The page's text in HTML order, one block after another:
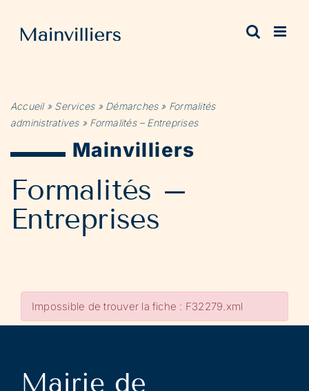
contenu
Accueil» Services» Démarches» Formalités
administratives» Formalités – Entreprises
Mainvilliers
Formalités –
Entreprises
Impossible de trouver la fiche : F32279.xml